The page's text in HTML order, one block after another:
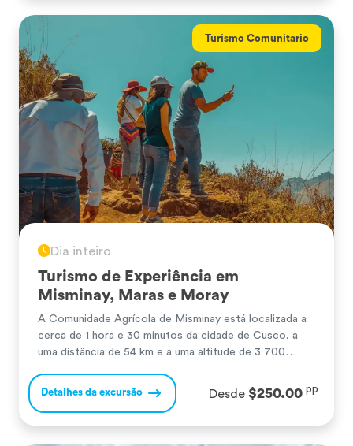
Turismo Comunitario
Dia inteiro
Turismo de Experiência em
Misminay, Maras e Moray
A Comunidade Agrícola de Misminay está localizada a
cerca de 1 hora e 30 minutos da cidade de Cusco, a
uma distância de 54 km e a uma altitude de 3 700
o distrito de Maras, onde poderemos apreciar a
paisagem natural única desta região andina, […]
Detalhes da excursão Desde $250.00 pp